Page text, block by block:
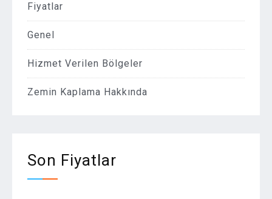
Fiyatlar
Genel
Hizmet Verilen Bölgeler
Zemin Kaplama Hakkında
Son Fiyatlar